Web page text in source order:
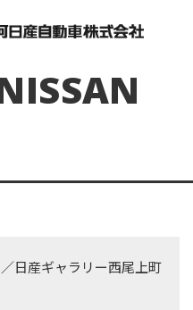
／日産ギャラリー西尾上町